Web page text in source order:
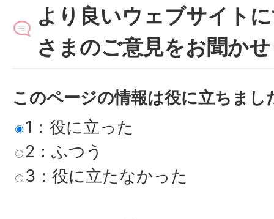
より良いウェブサイト
さまのご意見をお聞か
このページの情報は役に立ちまし
1：役に立った
2：ふつう
3：役に立たなかった